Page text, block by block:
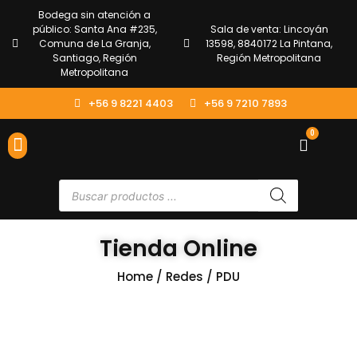
Bodega sin atención a
público: Santa Ana #235,
Comuna de La Granja,
Santiago, Región
Metropolitana
Sala de venta: Lincoyán
13598, 8840172 La Pintana,
Región Metropolitana
+56 9 8221 4403 +56 9 7210 7893
0
Tienda Online
Home / Redes / PDU